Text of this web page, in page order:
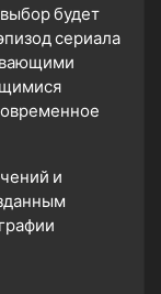
будет
сериала
и